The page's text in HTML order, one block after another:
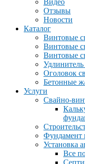
Видео
Отзывы
Новости
Каталог
Винтовые
Винтовые
Винтовые
Удлинитель
Оголовок
Бетонные
Услуги
Свайно-
Фундамент
Установка
Все